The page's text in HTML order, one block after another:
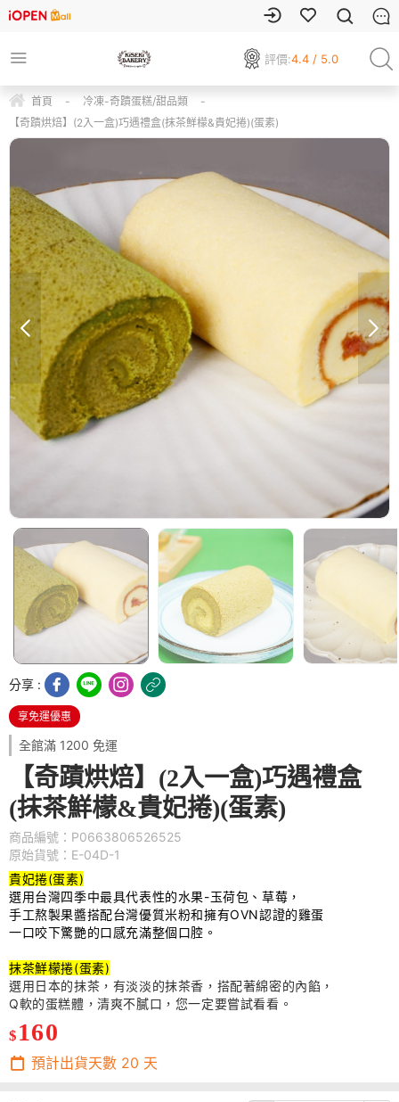
評價:4.4 / 5.0
首頁 - 冷凍-奇蹟蛋糕/甜品類
-
【奇蹟烘焙】(2入一盒)巧遇禮盒(抹茶鮮檬&貴妃捲)(蛋素)
分享 :
享免運優惠
全館滿 1200 免運
【奇蹟烘焙】(2入一盒)巧遇禮盒
(抹茶鮮檬&貴妃捲)(蛋素)
商品編號：P0663806526525
原始貨號：E-04D-1
貴妃捲(蛋素)
選用台灣四季中最具代表性的水果-玉荷包、草莓，
手工熬製果醬搭配台灣優質米粉和擁有OVN認證的雞蛋
一口咬下驚艷的口感充滿整個口腔。
抹茶鮮檬捲(蛋素)
選用日本的抹茶，有淡淡的抹茶香，搭配著綿密的內餡，
Q軟的蛋糕體，清爽不膩口，您一定要嘗試看看。
$ 160
預計出貨天數 20 天